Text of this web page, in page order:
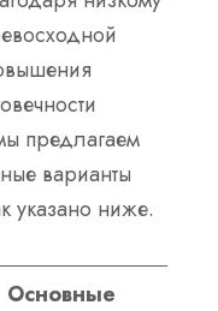
предлагаем
варианты
указано ниже.
Основные